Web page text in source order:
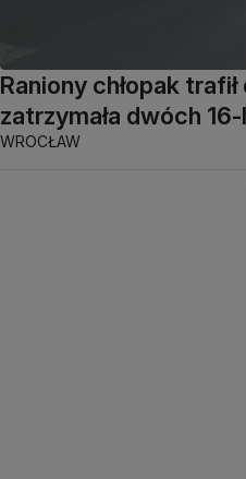
Raniony chłopak
zatrzymała dwóch
WROCŁAW